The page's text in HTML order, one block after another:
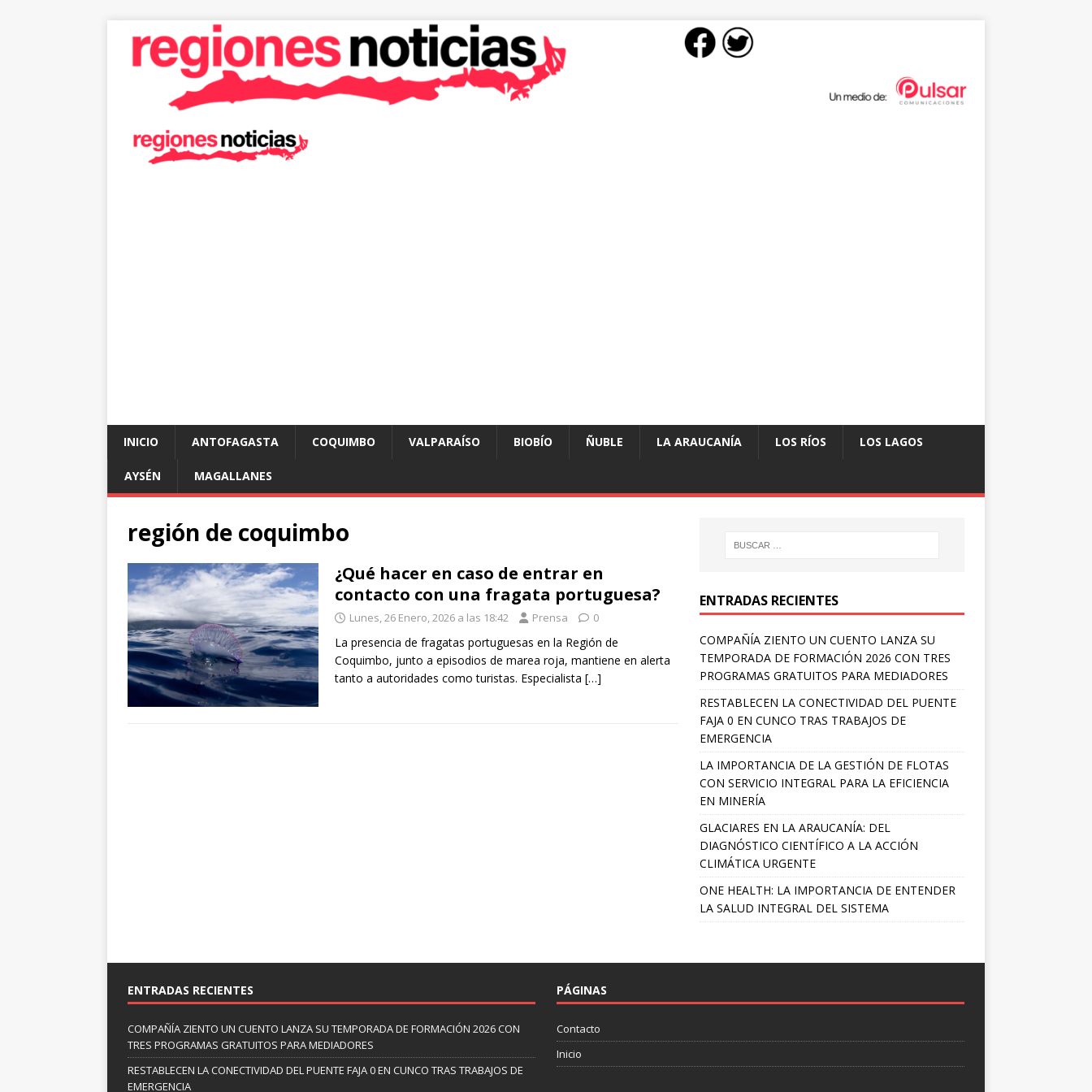
INICIO ANTOFAGASTA COQUIMBO VALPARAÍSO BIOBÍO ÑUBLE LA ARAUCANÍA LOS RÍOS LOS LAGOS
AYSÉN MAGALLANES
región de coquimbo
¿Qué hacer en caso de entrar en
contacto con una fragata portuguesa?
Lunes, 26 Enero, 2026 a las 18:42 Prensa 0
La presencia de fragatas portuguesas en la Región de
Coquimbo, junto a episodios de marea roja, mantiene en alerta
tanto a autoridades como turistas. Especialista […]
ENTRADAS RECIENTES
COMPAÑÍA ZIENTO UN CUENTO LANZA SU
TEMPORADA DE FORMACIÓN 2026 CON TRES
PROGRAMAS GRATUITOS PARA MEDIADORES
RESTABLECEN LA CONECTIVIDAD DEL PUENTE
FAJA 0 EN CUNCO TRAS TRABAJOS DE
EMERGENCIA
LA IMPORTANCIA DE LA GESTIÓN DE FLOTAS
CON SERVICIO INTEGRAL PARA LA EFICIENCIA
EN MINERÍA
GLACIARES EN LA ARAUCANÍA: DEL
DIAGNÓSTICO CIENTÍFICO A LA ACCIÓN
CLIMÁTICA URGENTE
ONE HEALTH: LA IMPORTANCIA DE ENTENDER
LA SALUD INTEGRAL DEL SISTEMA
ENTRADAS RECIENTES
COMPAÑÍA ZIENTO UN CUENTO LANZA SU TEMPORADA DE FORMACIÓN 2026 CON
TRES PROGRAMAS GRATUITOS PARA MEDIADORES
RESTABLECEN LA CONECTIVIDAD DEL PUENTE FAJA 0 EN CUNCO TRAS TRABAJOS DE
EMERGENCIA
PÁGINAS
Contacto
Inicio